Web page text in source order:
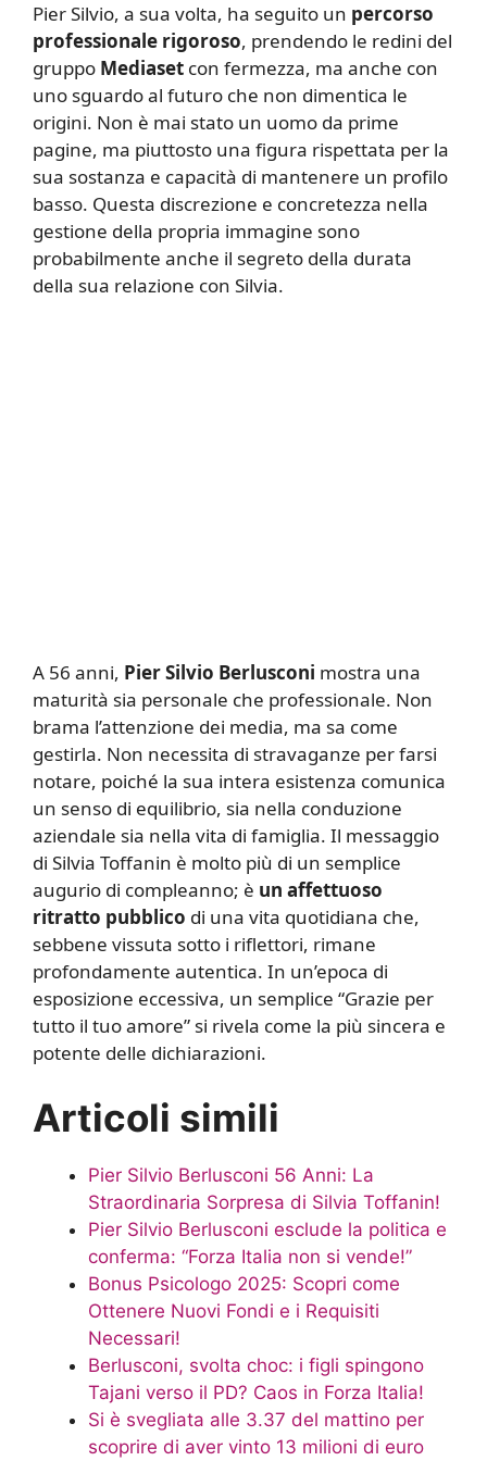
Pier Silvio, a sua volta, ha seguito un percorso
professionale rigoroso, prendendo le redini del
gruppo Mediaset con fermezza, ma anche con
uno sguardo al futuro che non dimentica le
origini. Non è mai stato un uomo da prime
pagine, ma piuttosto una figura rispettata per la
sua sostanza e capacità di mantenere un profilo
basso. Questa discrezione e concretezza nella
gestione della propria immagine sono
probabilmente anche il segreto della durata
della sua relazione con Silvia.
A 56 anni, Pier Silvio Berlusconi mostra una
maturità sia personale che professionale. Non
brama l’attenzione dei media, ma sa come
gestirla. Non necessita di stravaganze per farsi
notare, poiché la sua intera esistenza comunica
un senso di equilibrio, sia nella conduzione
aziendale sia nella vita di famiglia. Il messaggio
di Silvia Toffanin è molto più di un semplice
augurio di compleanno; è un affettuoso
ritratto pubblico di una vita quotidiana che,
sebbene vissuta sotto i riflettori, rimane
profondamente autentica. In un’epoca di
esposizione eccessiva, un semplice “Grazie per
tutto il tuo amore” si rivela come la più sincera e
potente delle dichiarazioni.
Articoli simili
Pier Silvio Berlusconi 56 Anni: La
Straordinaria Sorpresa di Silvia Toffanin!
Pier Silvio Berlusconi esclude la politica e
conferma: “Forza Italia non si vende!”
Bonus Psicologo 2025: Scopri come
Ottenere Nuovi Fondi e i Requisiti
Necessari!
Berlusconi, svolta choc: i figli spingono
Tajani verso il PD? Caos in Forza Italia!
Si è svegliata alle 3.37 del mattino per
scoprire di aver vinto 13 milioni di euro